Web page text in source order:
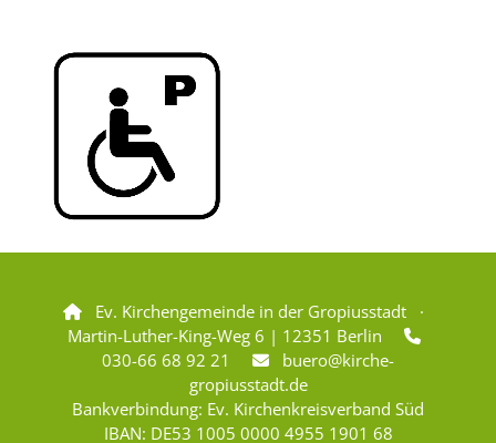

Ev. Kirchengemeinde in der Gropiusstadt ·
Martin-Luther-King-Weg 6 | 12351 Berlin

030-66 68 92 21 
buero@kirche-
gropiusstadt.de
Bankverbindung: Ev. Kirchenkreisverband Süd
IBAN: DE53 1005 0000 4955 1901 68